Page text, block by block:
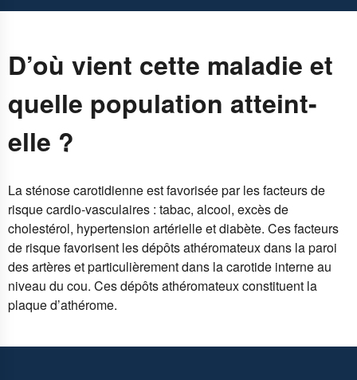
D’où vient cette maladie et
quelle population atteint-
elle ?
La sténose carotidienne est favorisée par les facteurs de
risque cardio-vasculaires : tabac, alcool, excès de
cholestérol, hypertension artérielle et diabète. Ces facteurs
de risque favorisent les dépôts athéromateux dans la paroi
des artères et particulièrement dans la carotide interne au
niveau du cou. Ces dépôts athéromateux constituent la
plaque d’athérome.